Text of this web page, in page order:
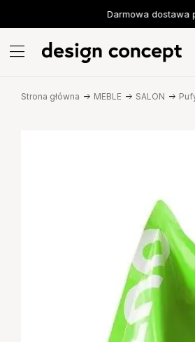
Darmowa dostawa
Strona główna MEBLE SALON